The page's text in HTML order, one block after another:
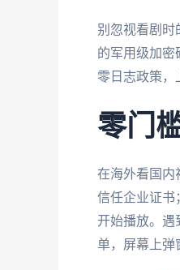
别忽视看剧时
的军用级加密
零日志政策，
零门
在海外看国内
信任企业证书
开始播放。
单，屏幕上弹